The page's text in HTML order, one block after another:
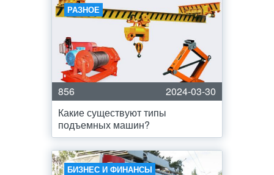
РАЗНОЕ
856
2024-03-30
Какие существуют типы
подъемных машин?
БИЗНЕС И ФИНАНСЫ